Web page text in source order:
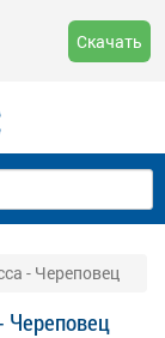
Скачать
- Череповец
Череповец